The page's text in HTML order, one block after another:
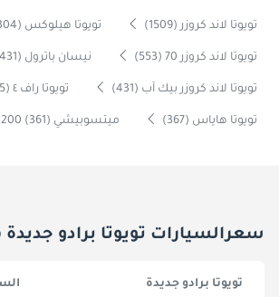
تويوتا لاند كروزر (1509) تويوتا هيلوكس (1304)
تويوتا لاند كروزر 70 (553) نيسان باترول (431)
تويوتا لاند كروزر بيك آب (431) تويوتا راف ٤ (375)
تويوتا هاياس (367) ميتسوبيشي L200 (361)
سعرالسيارات تويوتا برادو
تويوتا برادو جديدة